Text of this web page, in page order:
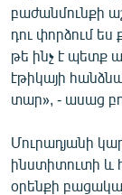
բաժանմունքի
դու փորձում
թե ինչ է պետք
էթիկայի
տար», - ասաց
Մուրադյանի
ինստիտուտի և
օրենքի